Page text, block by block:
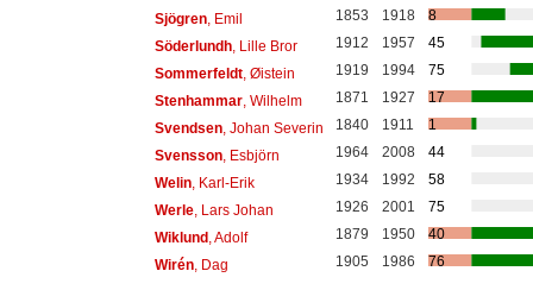
Sjögren, Emil 1853 1918
8
Söderlundh, Lille Bror 1912 1957
45
Sommerfeldt, Øistein 1919 1994
75
Stenhammar, Wilhelm 1871 1927
17
Svendsen, Johan Severin 1840 1911
1
Svensson, Esbjörn 1964 2008
44
Welin, Karl-Erik 1934 1992
58
Werle, Lars Johan 1926 2001
75
Wiklund, Adolf 1879 1950
40
Wirén, Dag 1905 1986 76